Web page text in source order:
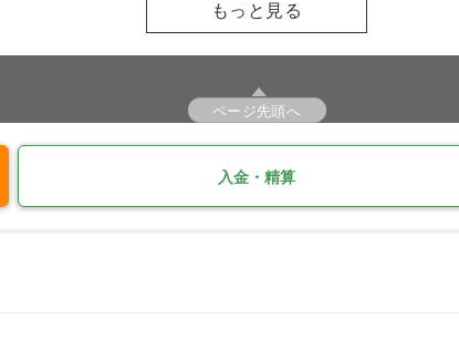
もっと見る
ページ先頭へ
入金・精算